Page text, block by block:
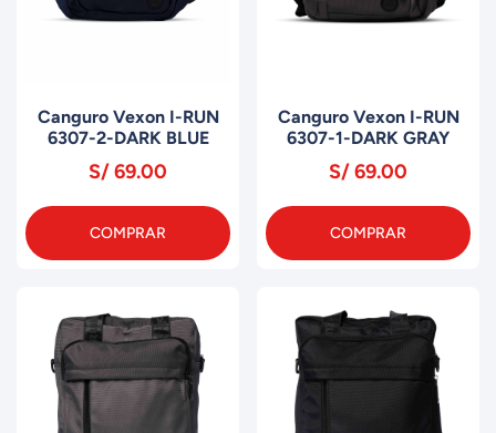
Canguro Vexon I-RUN
6307-2-DARK BLUE
S/ 69.00
COMPRAR
Canguro Vexon I-RUN
6307-1-DARK GRAY
S/ 69.00
COMPRAR